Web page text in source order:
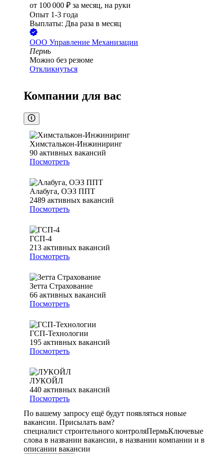
от 100 000 ₽ за месяц, на руки
Опыт 1-3 года
Выплаты: Два раза в месяц
ООО Управление Механизации
Пермь
Можно без резюме
Откликнуться
Компании для вас
Химсталькон-Инжиниринг
90 активных вакансий
Посмотреть
Алабуга, ОЭЗ ППТ
2489 активных вакансий
Посмотреть
ГСП-4
213 активных вакансий
Посмотреть
Зетта Страхование
66 активных вакансий
Посмотреть
ГСП-Технологии
195 активных вакансий
Посмотреть
ЛУКОЙЛ
440 активных вакансий
Посмотреть
По вашему запросу ещё будут появляться новые
вакансии. Присылать вам?
специалист строительного контроляПермьКлючевые
слова в названии вакансии, в названии компании и в
описании вакансии